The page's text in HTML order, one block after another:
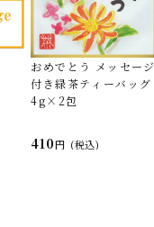
おめでとう メッセージ
付き緑茶ティーバッグ
4g×2包
410 (税込)